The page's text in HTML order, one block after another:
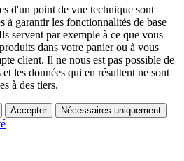
d'un point de vue technique sont
à garantir les fonctionnalités de base
servent par exemple à ce que vous
dans votre panier ou à vous
client. Il ne nous est pas possible de
les données qui en résultent ne sont
à des tiers.
Accepter Nécessaires uniquement